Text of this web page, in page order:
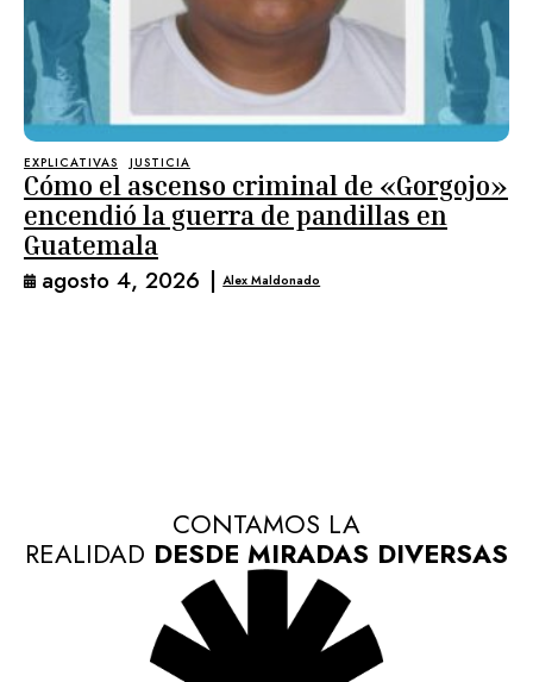
EXPLICATIVAS JUSTICIA
Cómo el ascenso criminal de «Gorgojo»
encendió la guerra de pandillas en
Guatemala
agosto 4, 2026 | Alex Maldonado
CONTAMOS LA
REALIDAD DESDE MIRADAS DIVERSAS